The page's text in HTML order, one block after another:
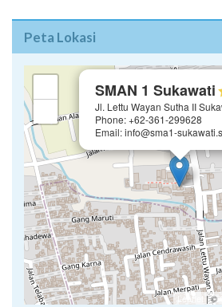
Peta Lokasi
SMAN 1 Sukawati
Jl. Lettu Wayan Sutha II
Phone: +62-361-299628
Email: info@sma1-
Leaflet | ©